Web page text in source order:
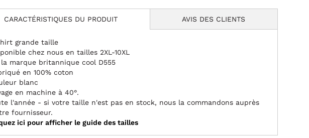
CARACTÉRISTIQUES DU PRODUIT AVIS DES CLIENTS
grande taille
chez nous en tailles 2XL-10XL
la marque britannique cool D555
en 100% coton
blanc
en machine à 40°.
l'année - si votre taille n'est pas en stock, nous la commandons auprès
fournisseur.
ici pour afficher le guide des tailles